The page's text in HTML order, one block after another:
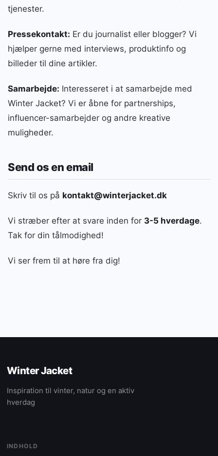
tjenester.
Pressekontakt: Er du journalist eller blogger? Vi
hjælper gerne med interviews, produktinfo og
billeder til dine artikler.
Samarbejde: Interesseret i at samarbejde med
Winter Jacket? Vi er åbne for partnerships,
influencer-samarbejder og andre kreative
muligheder.
Send os en email
Skriv til os på kontakt@winterjacket.dk
Vi stræber efter at svare inden for 3-5 hverdage.
Tak for din tålmodighed!
Vi ser frem til at høre fra dig!
Winter Jacket
Inspiration til vinter, natur og en aktiv
hverdag
INDHOLD